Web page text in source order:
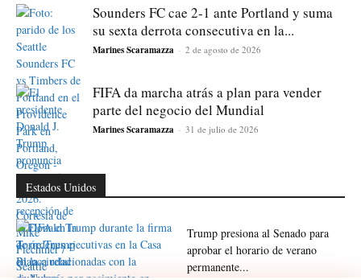
Sounders FC cae 2-1 ante Portland y suma
su sexta derrota consecutiva en la...
Marines Scaramazza - 2 de agosto de 2026
FIFA da marcha atrás a plan para vender
parte del negocio del Mundial
Marines Scaramazza - 31 de julio de 2026
Estados Unidos
Trump presiona al Senado para
aprobar el horario de verano
permanente...